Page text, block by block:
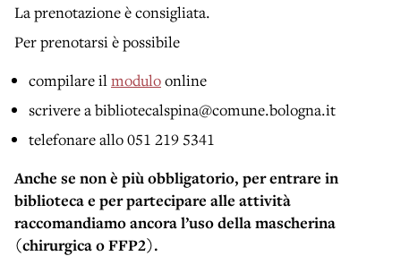
La prenotazione è consigliata.
Per prenotarsi è possibile
compilare ilmoduloonline
scrivere a bibliotecalspina@comune.bologna.it
telefonare allo 051 219 5341
Anche se non è più obbligatorio, per entrare in
biblioteca e per partecipare alle attività
raccomandiamo ancora l’uso della mascherina
(chirurgica o FFP2).